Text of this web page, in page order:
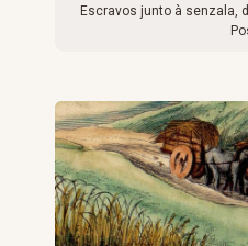
Escravos junto à senzala,